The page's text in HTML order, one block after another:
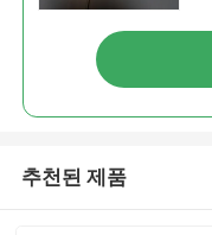
추천된 제품